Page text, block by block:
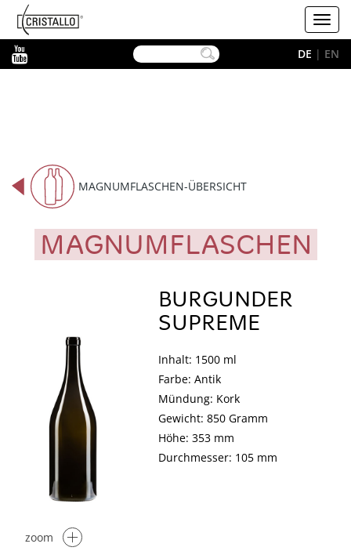
Cristallo
DE | EN
MAGNUMFLASCHEN-ÜBERSICHT
MAGNUMFLASCHEN
zoom
BURGUNDER
SUPREME
Inhalt: 1500 ml
Farbe: Antik
Mündung: Kork
Gewicht: 850 Gramm
Höhe: 353 mm
Durchmesser: 105 mm